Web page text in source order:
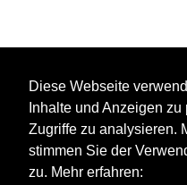
Diese Webseite
Inhalte und Anzeigen
Zugriffe zu analysieren.
stimmen Sie der
zu. Mehr erfahren: